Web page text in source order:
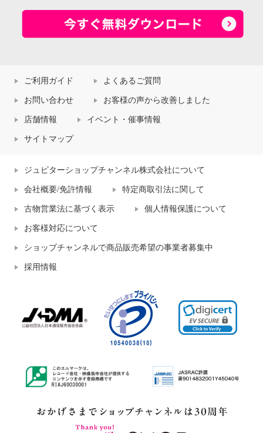
ご利用ガイド よくあるご質問
お問い合わせ お客様の声から改善しました
店舗情報 イベント・催事情報
サイトマップ
ジュピターショップチャンネル株式会社について
会社概要/免許情報 特定商取引法に関して
古物営業法に基づく表示 個人情報保護について
お客様対応について
ショップチャンネルで商品販売希望の事業者募集中
採用情報